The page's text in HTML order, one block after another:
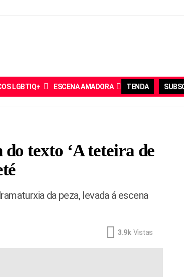
LGBTIQ+ ESCENA AMADORA TENDA
texto ‘A teteira de
da peza, levada á escena
3.9k Vistas